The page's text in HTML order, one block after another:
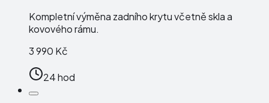
Kompletní výměna zadního krytu včetně skla a
kovového rámu.
3 990 Kč
24 hod